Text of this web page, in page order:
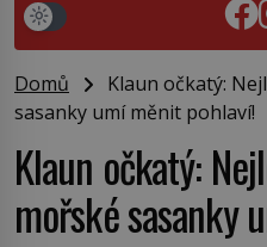
Domů
Klaun očkatý:
sasanky umí měnit pohlaví!
Klaun očkatý:
mořské sasanky